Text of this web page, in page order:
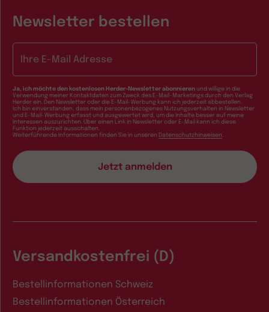
Newsletter bestellen
Ja, ich möchte den kostenlosen Herder-Newsletter abonnieren und willige in die
Verwendung meiner Kontaktdaten zum Zweck des E-Mail-Marketings durch den Verlag
Herder ein. Den Newsletter oder die E-Mail-Werbung kann ich jederzeit abbestellen.
Ich bin einverstanden, dass mein personenbezogenes Nutzungsverhalten in Newsletter
und E-Mail-Werbung erfasst und ausgewertet wird, um die Inhalte besser auf meine
Interessen auszurichten. Über einen Link in Newsletter oder E-Mail kann ich diese
Funktion jederzeit ausschalten.
Weiterführende Informationen finden Sie in unseren Datenschutzhinweisen .
Versandkostenfrei (D)
Bestellinformationen Schweiz
Bestellinformationen Österreich